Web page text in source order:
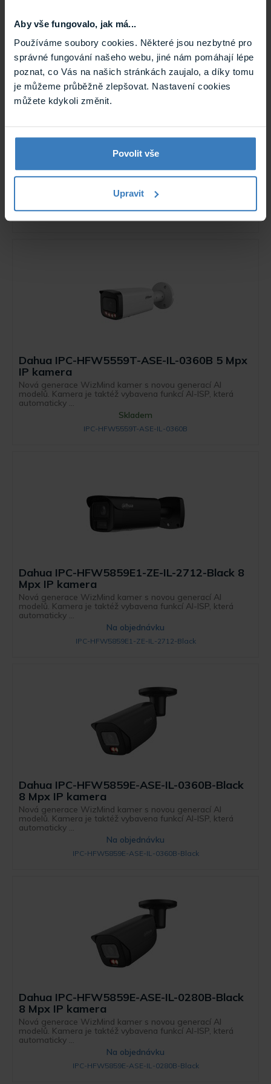
Aby vše fungovalo, jak má...
Používáme soubory cookies. Některé jsou nezbytné pro
správné fungování našeho webu, jiné nám pomáhají lépe
poznat, co Vás na našich stránkách zaujalo, a díky tomu
je můžeme průběžně zlepšovat. Nastavení cookies
můžete kdykoli změnit.
Povolit vše
Upravit
Dahua IPC-HFW5459Z-ZHE-PV-2712-PRO-
Black 4 Mpx IP kamera
Nová generace Full Color kamer s technologií WizColor
posouvá možnosti stálého snímání v barvě na novou
Dahua IPC-HFW5559T-ASE-IL-0360B 5 Mpx
IP kamera
Nová generace WizMind kamer s novou generací AI
modelů. Kamera je taktéž vybavena funkcí AI-ISP, která
automaticky ...
Skladem
IPC-HFW5559T-ASE-IL-0360B
Dahua IPC-HFW5859E1-ZE-IL-2712-Black 8
Mpx IP kamera
Nová generace WizMind kamer s novou generací AI
modelů. Kamera je taktéž vybavena funkcí AI-ISP, která
automaticky ...
Na objednávku
IPC-HFW5859E1-ZE-IL-2712-Black
Dahua IPC-HFW5859E-ASE-IL-0360B-Black
8 Mpx IP kamera
Nová generace WizMind kamer s novou generací AI
modelů. Kamera je taktéž vybavena funkcí AI-ISP, která
automaticky ...
Na objednávku
IPC-HFW5859E-ASE-IL-0360B-Black
Dahua IPC-HFW5859E-ASE-IL-0280B-Black
8 Mpx IP kamera
Nová generace WizMind kamer s novou generací AI
modelů. Kamera je taktéž vybavena funkcí AI-ISP, která
automaticky ...
Na objednávku
IPC-HFW5859E-ASE-IL-0280B-Black